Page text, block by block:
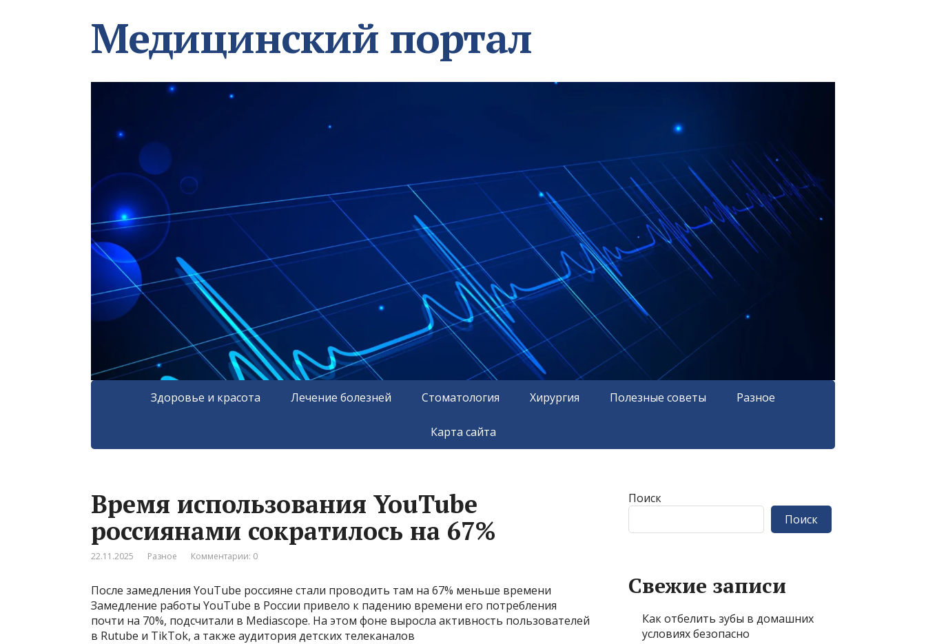
Медицинский портал
Здоровье и красота Лечение болезней Стоматология Хирургия Полезные советы Разное
Карта сайта
Время использования YouTube
россиянами сократилось на 67%
22.11.2025 Разное Комментарии: 0
После замедления YouTube россияне стали проводить там на 67% меньше времени
Замедление работы YouTube в России привело к падению времени его потребления
почти на 70%, подсчитали в Mediascope. На этом фоне выросла активность пользователей
в Rutube и TikTok, а также аудитория детских телеканалов
Поиск
Поиск
Свежие записи
Как отбелить зубы в домашних
условиях безопасно